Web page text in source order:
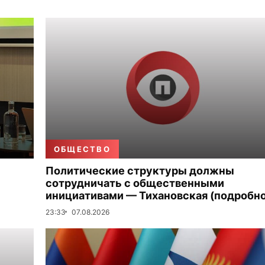
ОБЩЕСТВО
Политические структуры должны
сотрудничать с общественными
инициативами — Тихановская
23:33 07.08.2026